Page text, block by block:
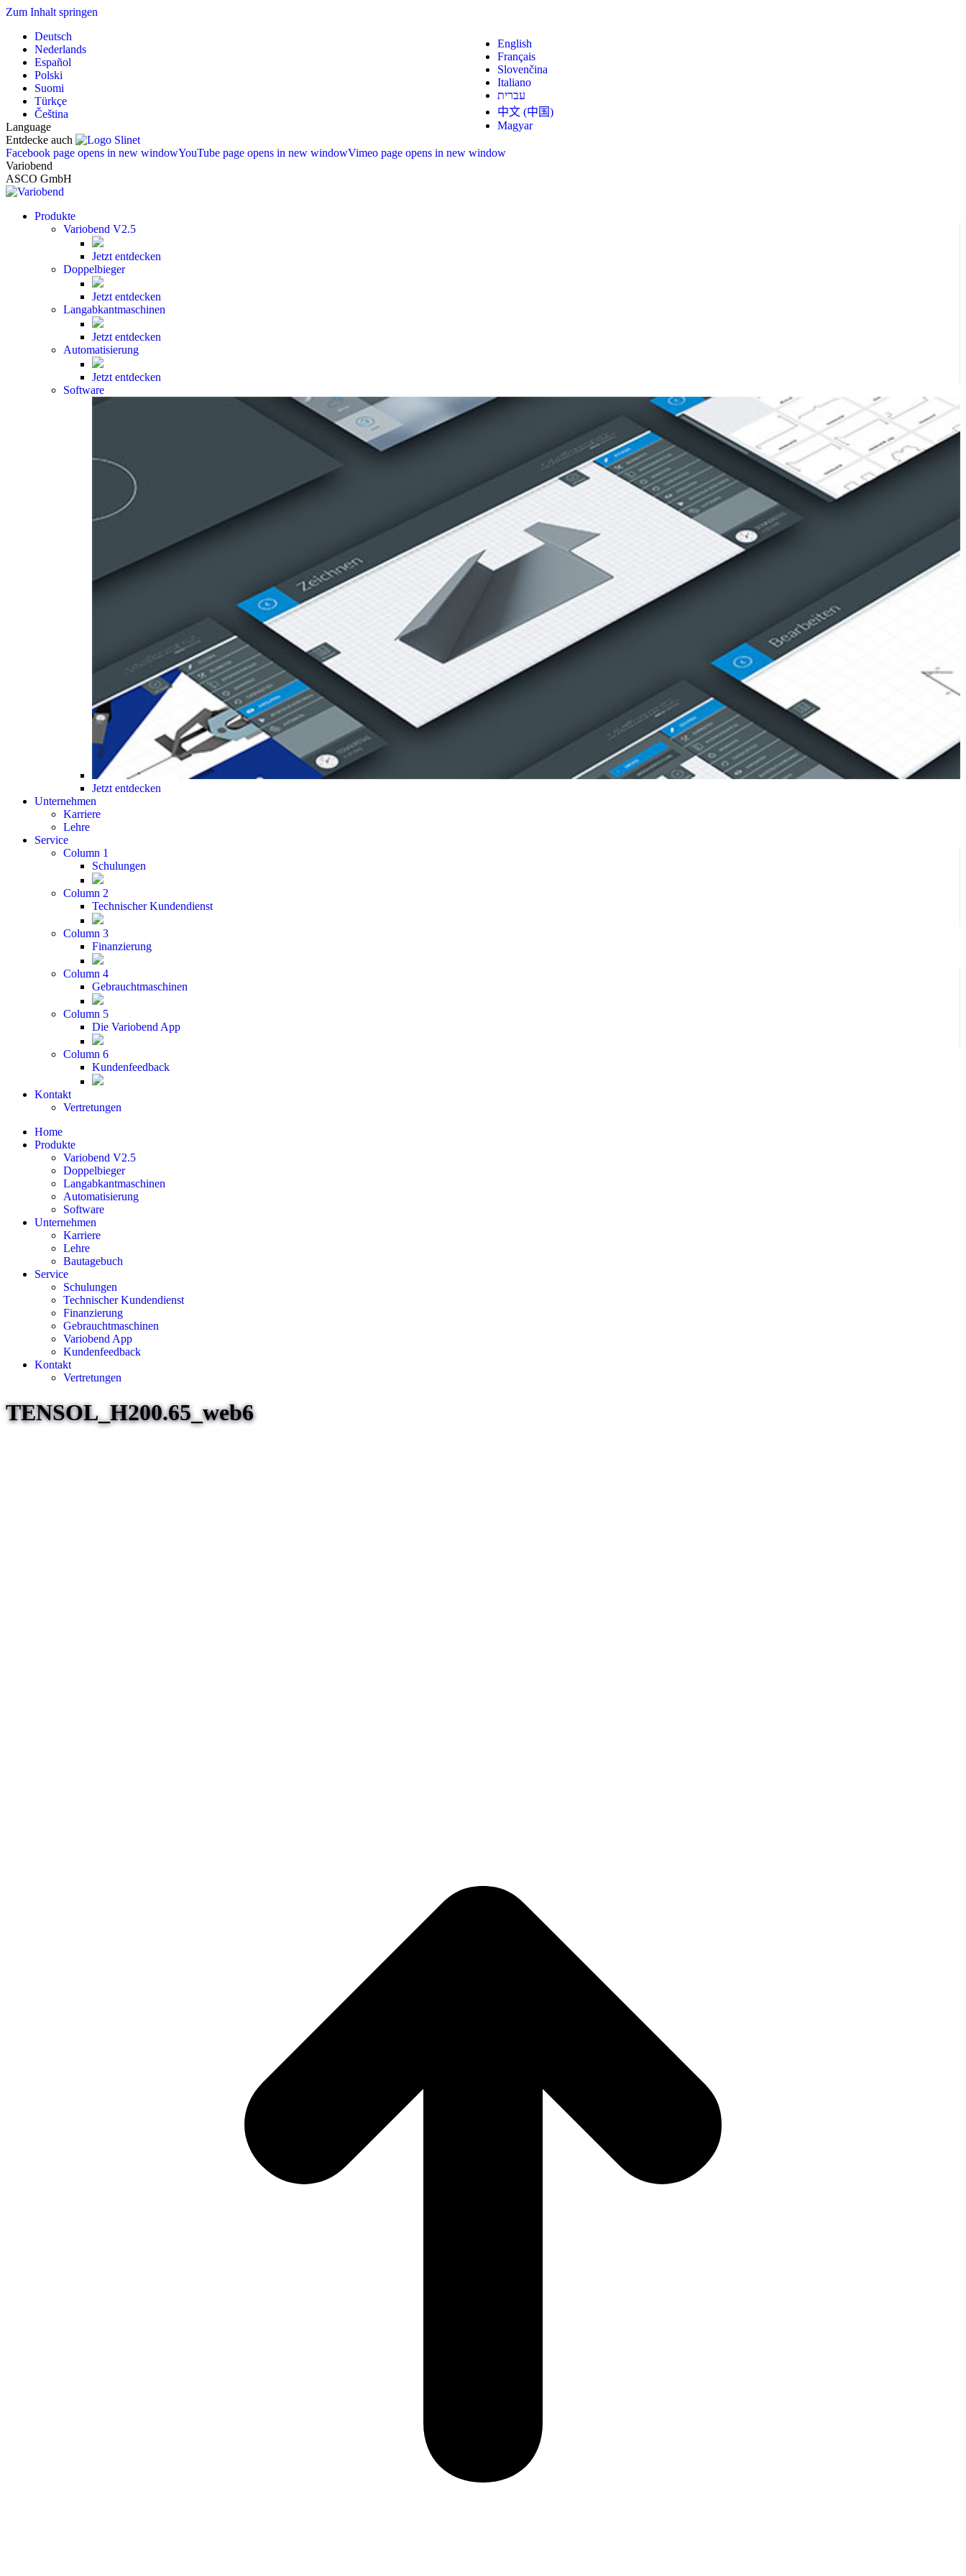
Zum Inhalt springen
Deutsch
English
Nederlands
Français
Español
Slovenčina
Polski
Italiano
Suomi
עברית
Türkçe
中文 (中国)
Čeština
Magyar
Language
Entdecke auch
Facebook page opens in new windowYouTube page opens in new windowVimeo page opens in new window
Variobend
ASCO GmbH
Produkte
Variobend V2.5
Jetzt entdecken
Doppelbieger
Jetzt entdecken
Langabkantmaschinen
Jetzt entdecken
Automatisierung
Jetzt entdecken
Software
Jetzt entdecken
Unternehmen
Karriere
Lehre
Service
Column 1
Schulungen
Column 2
Technischer Kundendienst
Column 3
Finanzierung
Column 4
Gebrauchtmaschinen
Column 5
Die Variobend App
Column 6
Kundenfeedback
Kontakt
Vertretungen
Home
Produkte
Variobend V2.5
Doppelbieger
Langabkantmaschinen
Automatisierung
Software
Unternehmen
Karriere
Lehre
Bautagebuch
Service
Schulungen
Technischer Kundendienst
Finanzierung
Gebrauchtmaschinen
Variobend App
Kundenfeedback
Kontakt
Vertretungen
TENSOL_H200.65_web6